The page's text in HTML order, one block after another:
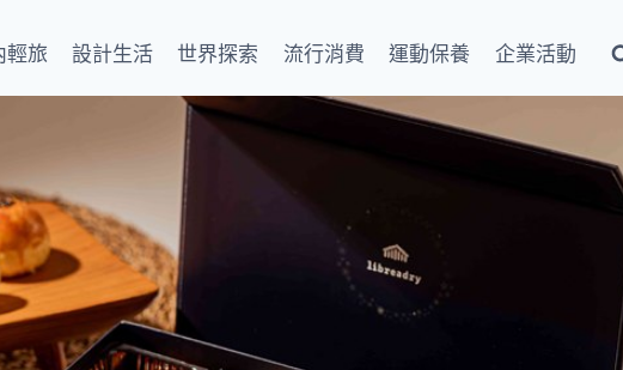
輕旅 設計生活 世界探索 流行消費 運動保養 企業活動